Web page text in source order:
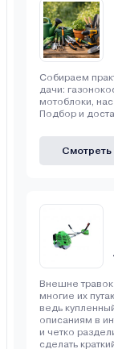
Собираем
дачи:
мотоблоки,
Подбор и
Смотреть
Внешне
многие их
ведь
описаниям в
и четко
сделать